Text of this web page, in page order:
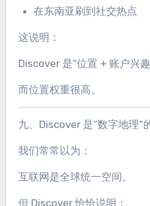
在东南亚刷到社交热点
这说明：
Discover 是“位置 + 账户兴趣
而位置权重很高。
九、Discover 是“数字地理”
我们常常以为：
互联网是全球统一空间。
但 Discover 恰恰说明：